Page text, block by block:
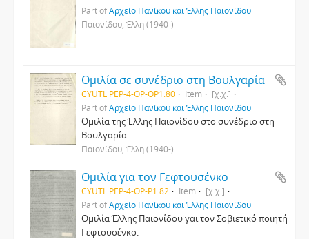
Part ofΑρχείο Πανίκου και Έλλης Παιονίδου
Παιονίδου, Έλλη (1940-)
Ομιλία σε συνέδριο στη Βουλγαρία
CYUTL PEP-4-OP-OP1.80 Item
[χ.χ.]
Part ofΑρχείο Πανίκου και Έλλης Παιονίδου
Ομιλία της Έλλης Παιονίδου στο συνέδριο στη
Βουλγαρία.
Παιονίδου, Έλλη (1940-)
Ομιλία για τον Γεφτουσένκο
CYUTL PEP-4-OP-P1.82 Item
[χ.χ.]
Part ofΑρχείο Πανίκου και Έλλης Παιονίδου
Ομιλία Έλλης Παιονίδου γαι τον Σοβιετικό ποιητή
Γεφτουσένκο.